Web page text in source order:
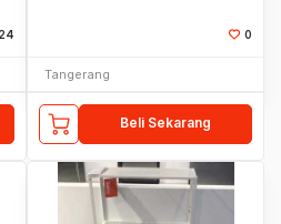
24 0
Tangerang
Beli Sekarang